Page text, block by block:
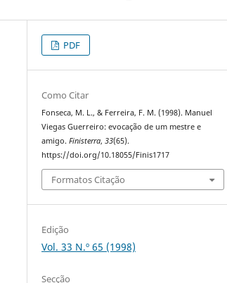
PDF
Como Citar
Fonseca, M. L., & Ferreira, F. M. (1998). Manuel
Viegas Guerreiro: evocação de um mestre e
amigo.Finisterra,33(65).
https://doi.org/10.18055/Finis1717
Formatos Citação
Edição
Vol. 33 N.º 65 (1998)
Secção